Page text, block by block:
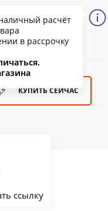
расчёт
в рассрочку
КУПИТЬСЕЙЧАС
ссылку